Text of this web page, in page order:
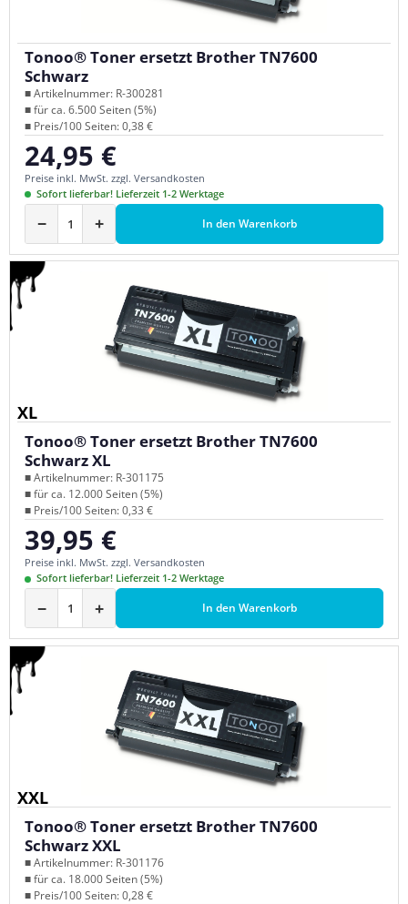
Tonoo® Toner ersetzt Brother TN7600
Schwarz
■ Artikelnummer: R-300281
■ für ca. 6.500 Seiten (5%)
■ Preis/100 Seiten: 0,38 €
Regulärer Preis:
24,95 €
Preise inkl. MwSt. zzgl. Versandkosten
Sofort lieferbar! Lieferzeit 1-2 Werktage
− + In den Warenkorb
XL
Tonoo® Toner ersetzt Brother TN7600
Schwarz XL
■ Artikelnummer: R-301175
■ für ca. 12.000 Seiten (5%)
■ Preis/100 Seiten: 0,33 €
Regulärer Preis:
39,95 €
Preise inkl. MwSt. zzgl. Versandkosten
Sofort lieferbar! Lieferzeit 1-2 Werktage
− + In den Warenkorb
XXL
Tonoo® Toner ersetzt Brother TN7600
Schwarz XXL
■ Artikelnummer: R-301176
■ für ca. 18.000 Seiten (5%)
■ Preis/100 Seiten: 0,28 €